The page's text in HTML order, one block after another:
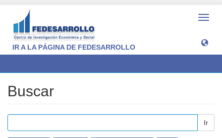
IR A LA PÁGINA DE FEDESARROLLO
Buscar
Ir